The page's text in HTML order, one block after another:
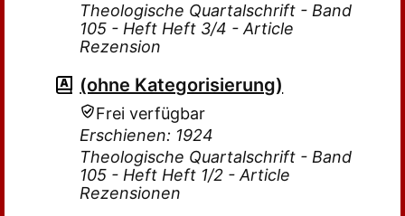
Theologische Quartalschrift - Band
105 - Heft Heft 3/4 - Article
Rezension
(ohne Kategorisierung)
Frei verfügbar
Erschienen: 1924
Theologische Quartalschrift - Band
105 - Heft Heft 1/2 - Article
Rezensionen